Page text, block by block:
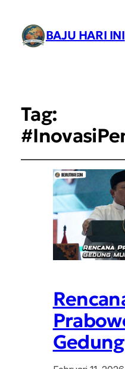
BAJU HARI INI
Tag: